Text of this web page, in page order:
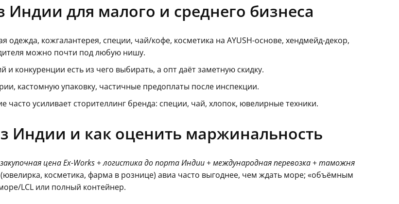
для малого и среднего бизнеса
одежда, кожгалантерея, специи, чай/кофе, косметика на AYUSH-основе, хендмейд-декор,
можно почти под любую нишу.
и конкуренции есть из чего выбирать, а опт даёт заметную скидку.
кастомную упаковку, частичные предоплаты после инспекции.
часто усиливает сторителлинг бренда: специи, чай, хлопок, ювелирные техники.
Индии и как оценить маржинальность
закупочная цена Ex-Works+логистика до порта Индии+международная перевозка+таможня
(ювелирка, косметика, фарма в рознице) авиа часто выгоднее, чем ждать море; «объёмным
LCL или полный контейнер.